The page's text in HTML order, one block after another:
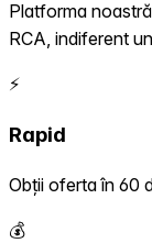
Platforma
RCA, indiferent
⚡
Rapid
Obții oferta în 60
💰